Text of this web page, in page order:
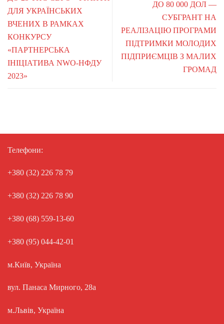
ДЛЯ УКРАЇНСЬКИХ
ВЧЕНИХ В РАМКАХ
КОНКУРСУ
«ПАРТНЕРСЬКА
ІНІЦІАТИВА NWO-НФДУ
2023»
ДО 80 000 ДОЛ —
СУБГРАНТ НА
РЕАЛІЗАЦІЮ ПРОГРАМИ
ПІДТРИМКИ МОЛОДИХ
ПІДПРИЄМЦІВ З МАЛИХ
ГРОМАД
Телефони:
+380 (32) 226 78 79
+380 (32) 226 78 90
+380 (68) 559-13-60
+380 (95) 044-42-01
м.Київ, Україна
вул. Панаса Мирного, 28а
м.Львів, Україна